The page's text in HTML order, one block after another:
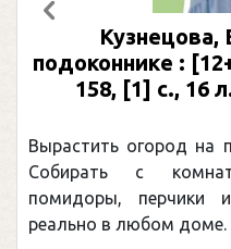
Кузнецова,
подоконнике :
158, [1] с., 16
Вырастить огород на
Собирать с
помидоры, перчики
реально в любом доме.
Предыдущий